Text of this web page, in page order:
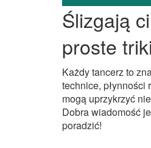
Ślizgają
proste
Każdy tancerz to
technice,
mogą uprzykrzyć
Dobra wiadomość
poradzić!